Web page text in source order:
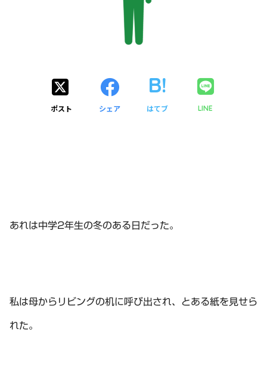
ポスト シェア はてブ LINE
あれは中学2年生の冬のある日だった。
私は母からリビングの机に呼び出され、とある紙を見せら
れた。